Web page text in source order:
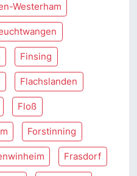
Westerham
Finsing
Flachslanden
Floß
Forstinning
Frasdorf